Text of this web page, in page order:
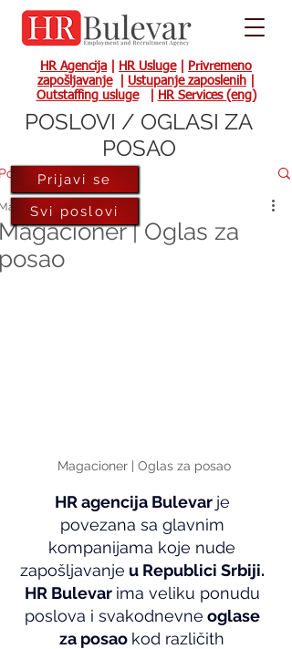
HR Agencija HR Usluge|
Privremeno
zapošljavanje| Ustupanje zaposlenih
Outstaffing usluge| HR Services (eng)
| Oglas za
27, 2025
Magacioner | Oglas za posao
HR agencija Bulevar je
povezana sa glavnim
kompanijama koje nude
zapošljavanje u Republici Srbiji.
HR Bulevar ima veliku ponudu
poslova i svakodnevne oglase
za posao kod različith
Prijavi se
Svi poslovi
POSLOVI / OGLASI ZA
POSAO